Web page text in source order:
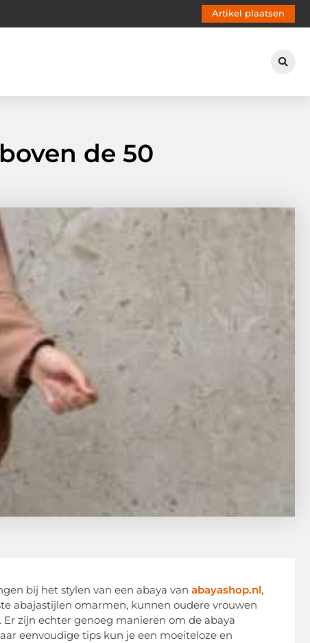
Artikel plaatsen
de 50
bij het stylen van een abaya van abayashop.nl,
abajastijlen omarmen, kunnen oudere vrouwen
zijn echter genoeg manieren om de abaya
eenvoudige tips kun je een moeiteloze en